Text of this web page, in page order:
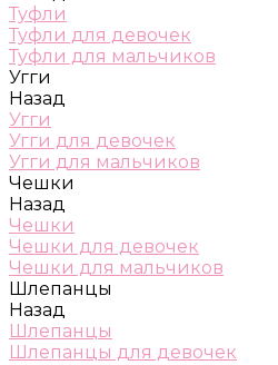
Туфли
Туфли для девочек
Туфли для мальчиков
Угги
Назад
Угги
Угги для девочек
Угги для мальчиков
Чешки
Назад
Чешки
Чешки для девочек
Чешки для мальчиков
Шлепанцы
Назад
Шлепанцы
Шлепанцы для девочек